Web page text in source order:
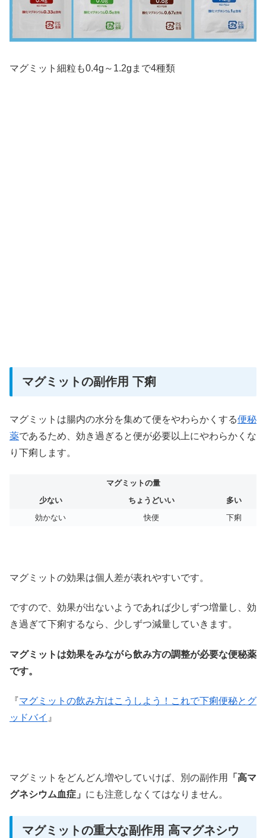
マグミット細粒も0.4g～1.2gまで4種類
マグミットの副作用 下痢
マグミットは腸内の水分を集めて便をやわらかくする便秘
薬であるため、効き過ぎると便が必要以上にやわらかくな
り下痢します。
マグミットの量
少ない
ちょうどいい
多い
効かない
快便 下痢
マグミットの効果は個人差が表れやすいです。
ですので、効果が出ないようであれば少しずつ増量し、効
き過ぎて下痢するなら、少しずつ減量していきます。
マグミットは効果をみながら飲み方の調整が必要な便秘薬
です。
『マグミットの飲み方はこうしよう！これで下痢便秘とグ
ッドバイ 』
マグミットをどんどん増やしていけば、別の副作用
「高マ
グネシウム血症」 にも注意しなくてはなりません。
マグミットの重大な副作用 高マグネシウ